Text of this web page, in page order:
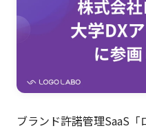
ブランド許諾管理SaaS